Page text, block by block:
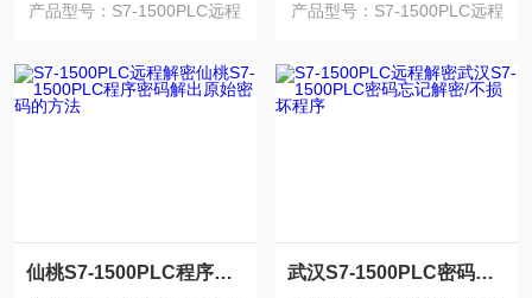
产品型号：S7-1500PLC远程
产品型号：S7-1500PLC远程
仙桃S7-1500PLC程序密码解出原始密码的方法 武汉S7-1500PLC密码忘记解密/不损坏程序